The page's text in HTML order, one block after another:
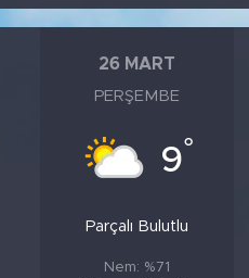
26 MART
PERŞEMBE
9°
Parçalı Bulutlu
Nem: %71